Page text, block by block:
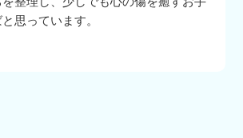
思っています。